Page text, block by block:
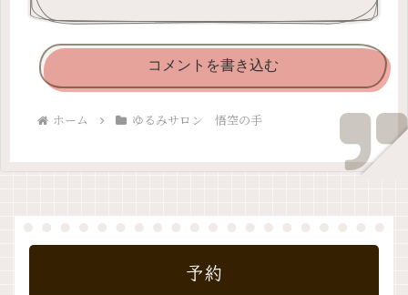
コメントを書き込む
ホーム ゆるみサロン 悟空の手
予約